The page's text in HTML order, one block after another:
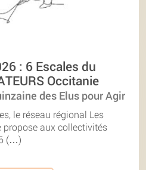
: 6 Escales du
Occitanie
des Elus pour Agir
le réseau régional Les
propose aux collectivités
(…)